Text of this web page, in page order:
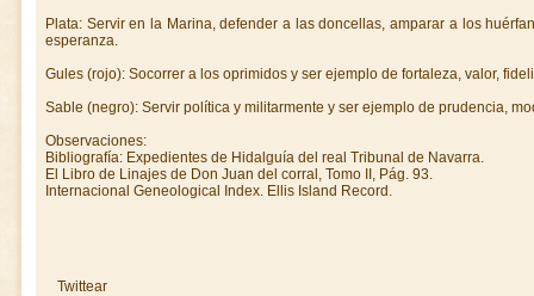
Plata: Servir en la Marina, defender a las doncellas, amparar a los
esperanza.
Gules (rojo): Socorrer a los oprimidos y ser ejemplo de fortaleza, valor,
Sable (negro): Servir política y militarmente y ser ejemplo de prudencia,
Observaciones:
Bibliografía: Expedientes de Hidalguía del real Tribunal de Navarra.
El Libro de Linajes de Don Juan del corral, Tomo II, Pág. 93.
Internacional Geneological Index. Ellis Island Record.
Twittear